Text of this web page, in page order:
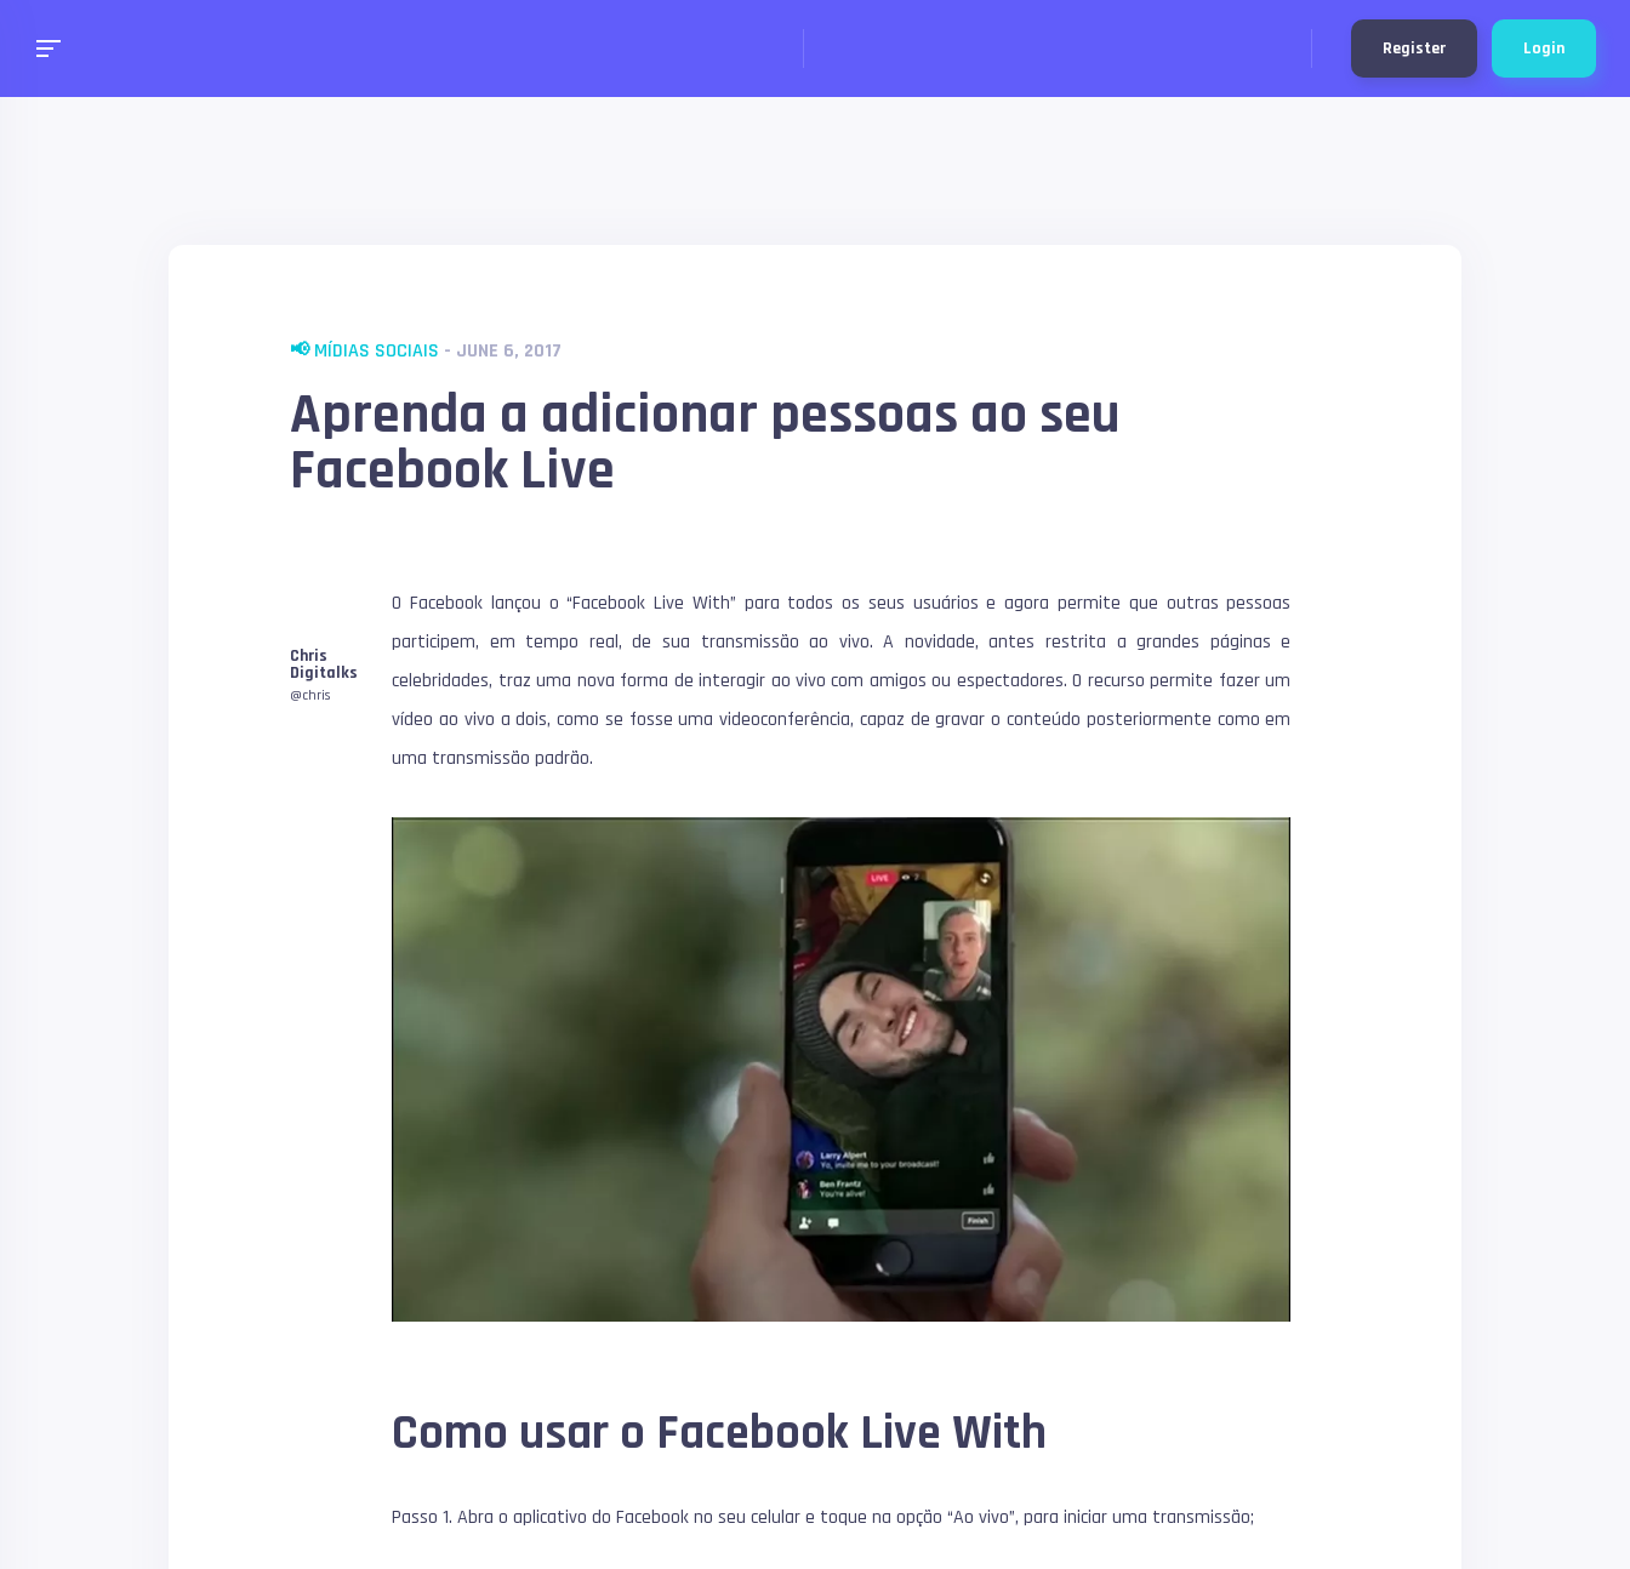
Register Login
📢 MÍDIAS SOCIAIS - JUNE 6, 2017
Aprenda a adicionar pessoas ao seu
Facebook Live
Chris
Digitalks
@chris
O Facebook lançou o “Facebook Live With” para todos os seus usuários e agora permite que outras pessoas
participem, em tempo real, de sua transmissão ao vivo. A novidade, antes restrita a grandes páginas e
celebridades, traz uma nova forma de interagir ao vivo com amigos ou espectadores. O recurso permite fazer um
vídeo ao vivo a dois, como se fosse uma videoconferência, capaz de gravar o conteúdo posteriormente como em
uma transmissão padrão.
Como usar o Facebook Live With
Passo 1. Abra o aplicativo do Facebook no seu celular e toque na opção “Ao vivo”, para iniciar uma transmissão;